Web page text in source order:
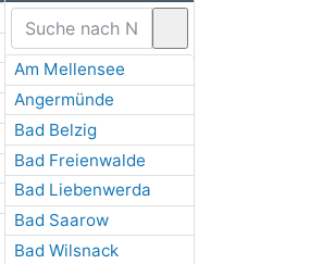
Am Mellensee
Angermünde
Bad Belzig
Bad Freienwalde
Bad Liebenwerda
Bad Saarow
Bad Wilsnack